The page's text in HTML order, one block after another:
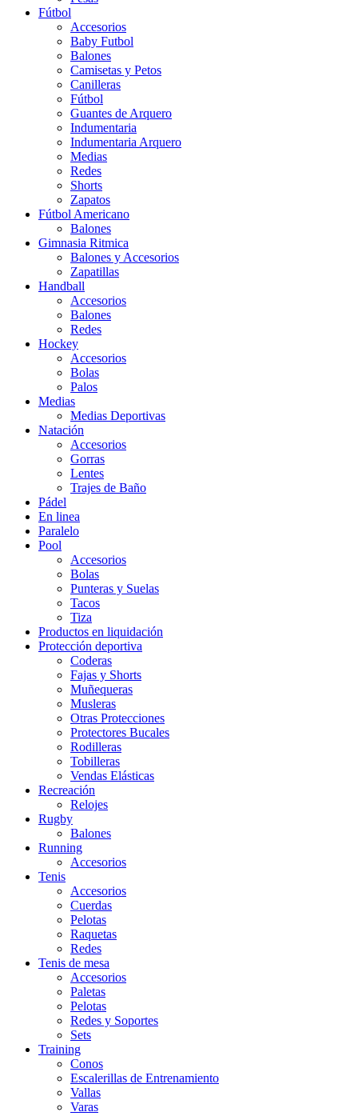
Fútbol
Accesorios
Baby Futbol
Balones
Camisetas y Petos
Canilleras
Fútbol
Guantes de Arquero
Indumentaria
Indumentaria Arquero
Medias
Redes
Shorts
Zapatos
Fútbol Americano
Balones
Gimnasia Ritmica
Balones y Accesorios
Zapatillas
Handball
Accesorios
Balones
Redes
Hockey
Accesorios
Bolas
Palos
Medias
Medias Deportivas
Natación
Accesorios
Gorras
Lentes
Trajes de Baño
Pádel
En linea
Paralelo
Pool
Accesorios
Bolas
Punteras y Suelas
Tacos
Tiza
Productos en liquidación
Protección deportiva
Coderas
Fajas y Shorts
Muñequeras
Musleras
Otras Protecciones
Protectores Bucales
Rodilleras
Tobilleras
Vendas Elásticas
Recreación
Relojes
Rugby
Balones
Running
Accesorios
Tenis
Accesorios
Cuerdas
Pelotas
Raquetas
Redes
Tenis de mesa
Accesorios
Paletas
Pelotas
Redes y Soportes
Sets
Training
Conos
Escalerillas de Entrenamiento
Vallas
Varas